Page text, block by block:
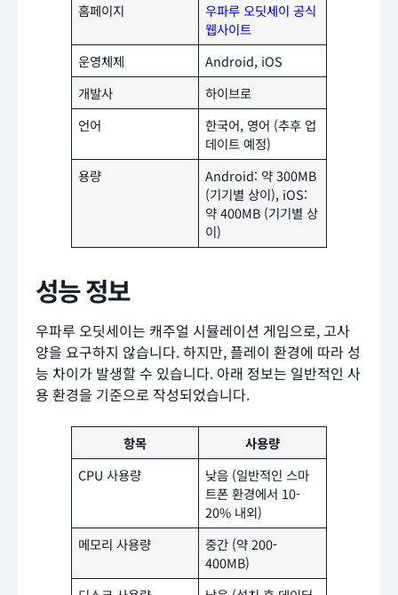
홈페이지
우파루 오딧세이 공식
웹사이트
운영체제
Android, iOS
개발사
하이브로
언어
한국어, 영어 (추후 업
데이트 예정)
용량
Android: 약 300MB
(기기별 상이), iOS:
약 400MB (기기별 상
이)
성능 정보
우파루 오딧세이는 캐주얼 시뮬레이션 게임으로, 고사
양을 요구하지 않습니다. 하지만, 플레이 환경에 따라 성
능 차이가 발생할 수 있습니다. 아래 정보는 일반적인 사
용 환경을 기준으로 작성되었습니다.
항목
사용량
CPU 사용량
낮음 (일반적인 스마
트폰 환경에서 10-
20% 내외)
메모리 사용량
중간 (약 200-
400MB)